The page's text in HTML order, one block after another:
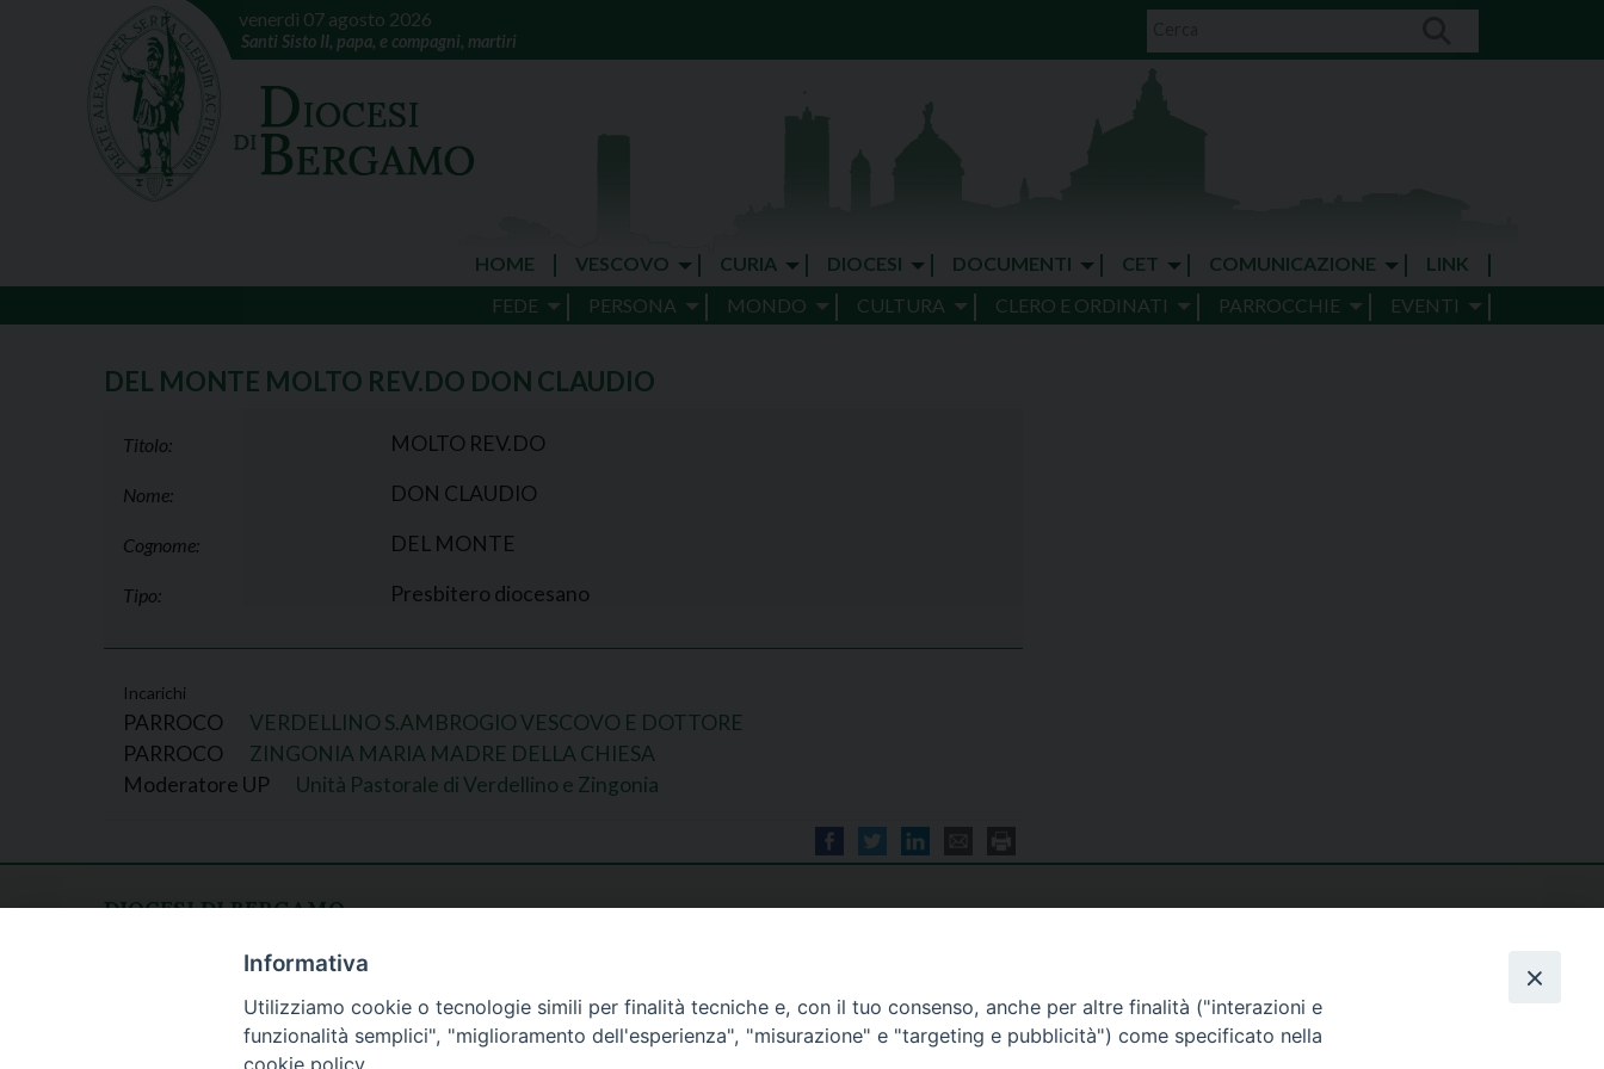
venerdì 07 agosto 2026
Santi Sisto II, papa, e compagni, martiri
HOME VESCOVO CURIA DIOCESI DOCUMENTI CET COMUNICAZIONE
LINK
FEDE
PERSONA MONDO CULTURA CLERO E ORDINATI PARROCCHIE EVENTI
DEL MONTE MOLTO REV.DO DON CLAUDIO
Titolo: MOLTO REV.DO
Nome: DON CLAUDIO
Cognome: DEL MONTE
Tipo: Presbitero diocesano
Incarichi
PARROCO
VERDELLINO S.AMBROGIO VESCOVO E DOTTORE
PARROCO
ZINGONIA MARIA MADRE DELLA CHIESA
Moderatore UP
Unità Pastorale di Verdellino e Zingonia
DIOCESI DI BERGAMO
lunedì - venerdì
h. 08.30 - 12.30
Informativa
Utilizziamo cookie o tecnologie simili per finalità tecniche e, con il tuo consenso, anche per altre finalità ("interazioni e
funzionalità semplici", "miglioramento dell'esperienza", "misurazione" e "targeting e pubblicità") come specificato nella